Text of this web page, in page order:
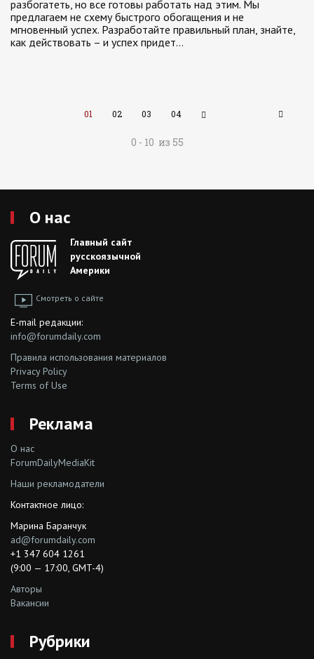
разбогатеть, но все готовы работать над этим. Мы
предлагаем не схему быстрого обогащения и не
мгновенный успех. Разработайте правильный план, знайте,
как действовать – и успех придет…
01 02 03 04
0 - 10 из 55
О нас
Главный сайт
русскоязычной
Америки
Смотреть о сайте
E-mail редакции:
info@forumdaily.com
Правила использования материалов
Privacy Policy
Terms of Use
Реклама
О нас
ForumDailyMediaKit
Наши рекламодатели
Контактное лицо:
Марина Баранчук
ad@forumdaily.com
+1 347 604 1261
(9:00 — 17:00, GMT-4)
Авторы
Вакансии
Рубрики